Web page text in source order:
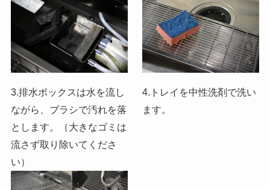
3.排水ボックスは水を流し
ながら、ブラシで汚れを落
とします。（大きなゴミは
流さず取り除いてくださ
い）
4.トレイを中性洗剤で洗い
ます。